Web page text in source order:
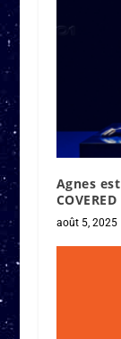
Agnes
COVERED
août 5, 2025